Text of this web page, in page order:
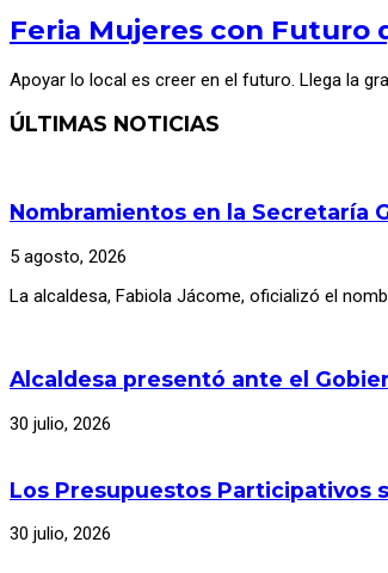
Feria Mujeres con
Apoyar lo local es creer en el futuro. Llega la
ÚLTIMAS NOTICIAS
Nombramientos en la Secretaría
5 agosto, 2026
La alcaldesa, Fabiola Jácome, oficializó el
Alcaldesa presentó ante el
30 julio, 2026
Los Presupuestos Participativos
30 julio, 2026